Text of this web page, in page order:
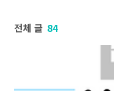
전체 글 84